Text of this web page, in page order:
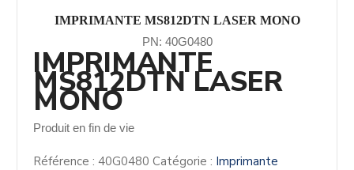
IMPRIMANTE MS812DTN LASER MONO
PN: 40G0480
IMPRIMANTE
MS812DTN LASER
MONO
Produit en fin de vie
Référence :40G0480 Catégorie : Imprimante